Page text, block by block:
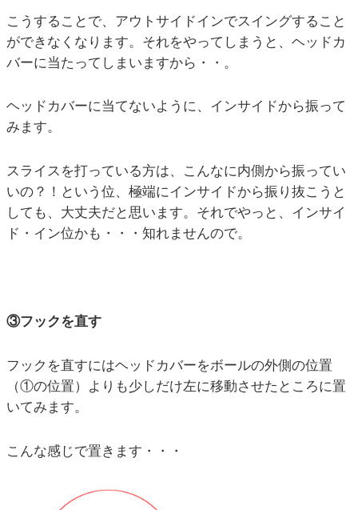
こうすることで、アウトサイドインでスイングすること
ができなくなります。それをやってしまうと、ヘッドカ
バーに当たってしまいますから・・。
ヘッドカバーに当てないように、インサイドから振って
みます。
スライスを打っている方は、こんなに内側から振ってい
いの？！という位、極端にインサイドから振り抜こうと
しても、大丈夫だと思います。それでやっと、インサイ
ド・イン位かも・・・知れませんので。
③フックを直す
フックを直すにはヘッドカバーをボールの外側の位置
（①の位置）よりも少しだけ左に移動させたところに置
いてみます。
こんな感じで置きます・・・